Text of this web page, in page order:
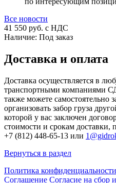
Все новости
41 550 руб. с НДС
Наличие: Под заказ
Доставка и оплата
Доставка осуществляется в
транспортными компаниями
также можете самостоятельно
организовать забор груза
которой у вас заключен
стоимости и срокам доставки,
+7 (812) 448-65-13 или
Вернуться в раздел
Политика конфиденциальности
Соглашение Согласие на сбор